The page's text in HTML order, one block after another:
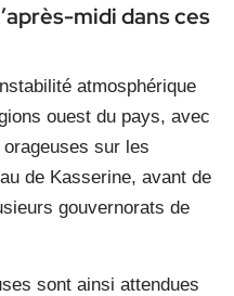
midi dans ces
atmosphérique
ouest du pays, avec
sur les
de Kasserine, avant de
gouvernorats de
sont ainsi attendues